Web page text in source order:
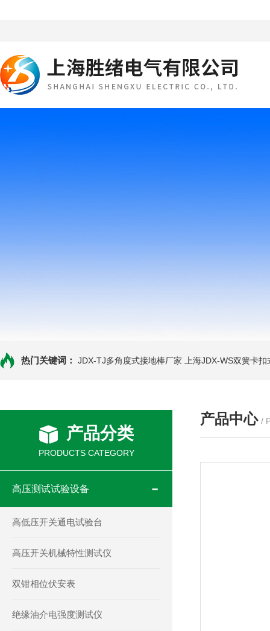
热门关键词： JDX-TJ多角度式接地棒厂家 上海JDX-WS双簧卡
产品分类
PRODUCTS CATEGORY
高压测试试验设备
高低压开关通电试验台
高压开关机械特性测试仪
双钳相位伏安表
绝缘油介电强度测试仪
产品中心 /